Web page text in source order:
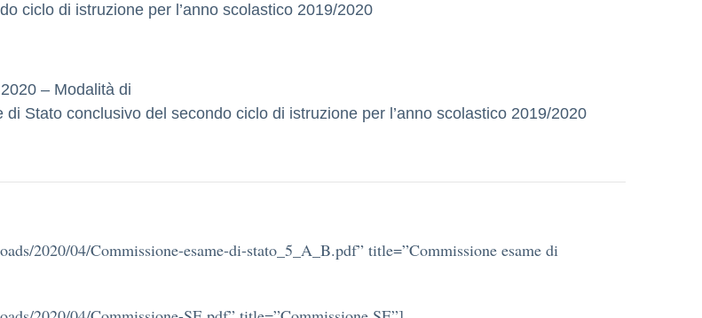
ciclo di istruzione per l’anno scolastico 2019/2020
– Modalità di
Stato conclusivo del secondo ciclo di istruzione per l’anno scolastico 2019/2020
2020/04/Commissione-esame-di-stato_5_A_B.pdf” title=”Commissione esame di